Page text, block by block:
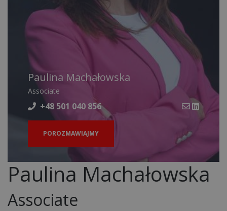
Paulina Machałowska
Associate
+48 501 040 856
POROZMAWIAJMY
Paulina Machałowska
Associate